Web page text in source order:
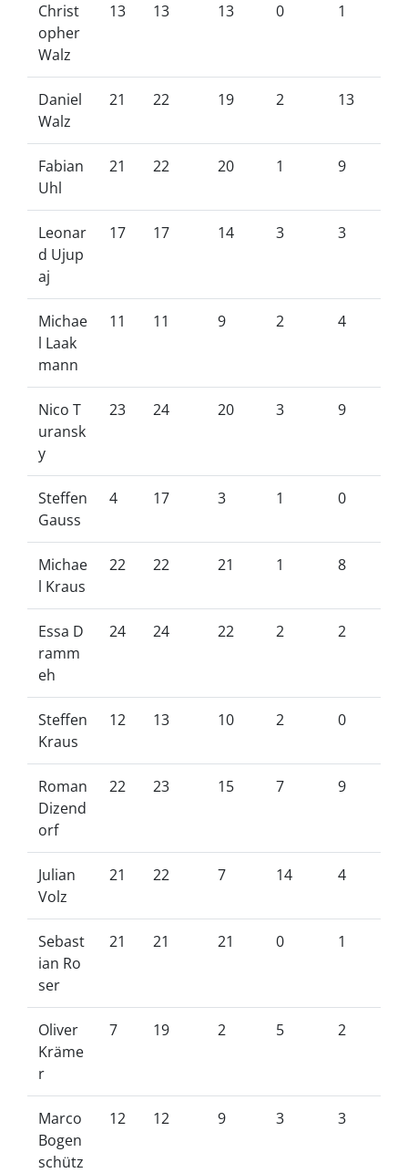
Christ
opher
Walz
13 13 13 0 1
Daniel
Walz
21 22 19 2 13
Fabian
Uhl
21 22 20 1 9
Leonar
d Ujup
aj
17 17 14 3 3
Michae
l Laak
mann
11 11 9 2 4
Nico T
uransk
y
23 24 20 3 9
Steffen
Gauss
4 17 3 1 0
Michae
l Kraus
22 22 21 1 8
Essa D
ramm
eh
24 24 22 2 2
Steffen
Kraus
12 13 10 2 0
Roman
Dizend
orf
22 23 15 7 9
Julian
Volz
21 22 7 14 4
Sebast
ian Ro
ser
21 21 21 0 1
Oliver
Kräme
r
7 19 2 5 2
Marco
Bogen
schütz
12 12 9 3 3